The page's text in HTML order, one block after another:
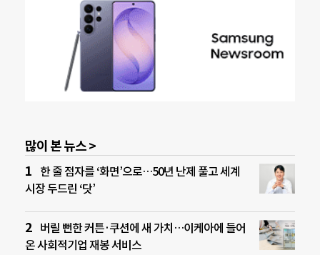
많이 본 뉴스 >
한 줄 점자를 ‘화면’으로…50년 난제 풀고 세계
시장 두드린 ‘닷’
버릴 뻔한 커튼·쿠션에 새 가치…이케아에 들어
온 사회적기업 재봉 서비스